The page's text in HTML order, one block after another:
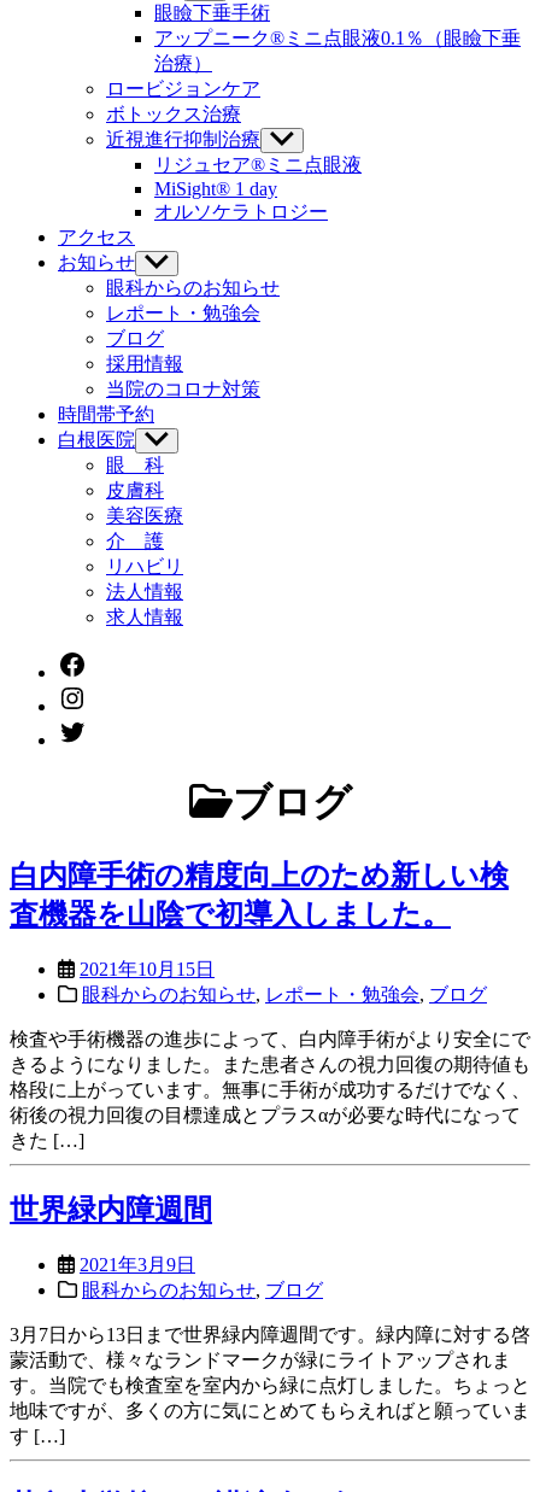
ブ
メ
ニ
ュ
ー
を
表
示
眼瞼下垂手術
アップニーク®ミニ点眼液0.1％（眼瞼下垂
治療）
ロービジョンケア
ボトックス治療
近視進行抑制治療 サ
ブ
メ
ニ
表
リジュセア®ミニ点眼液
MiSight® 1 day
オルソケラトロジー
アクセス
お知らせ サ
ブ
メ
ニ
ュ
ー
を
表
示
眼科からのお知らせ
レポート・勉強会
ブログ
採用情報
当院のコロナ対策
時間帯予約
白根医院 サ
ブ
メ
ニ
ュ
ー
を
表
示
眼 科
皮膚科
美容医療
介 護
リハビリ
法人情報
求人情報
Facebook
instagram
twitter
ブログ
白内障手術の精度向上のため新しい検
査機器を山陰で初導入しました。
2021年10月15日
眼科からのお知らせ, レポート・勉強会, ブログ
検査や手術機器の進歩によって、白内障手術がより安全にで
きるようになりました。また患者さんの視力回復の期待値も
格段に上がっています。無事に手術が成功するだけでなく、
術後の視力回復の目標達成とプラスαが必要な時代になって
きた […]
世界緑内障週間
2021年3月9日
眼科からのお知らせ, ブログ
3月7日から13日まで世界緑内障週間です。緑内障に対する啓
蒙活動で、様々なランドマークが緑にライトアップされま
す。当院でも検査室を室内から緑に点灯しました。ちょっと
地味ですが、多くの方に気にとめてもらえればと願っていま
す […]